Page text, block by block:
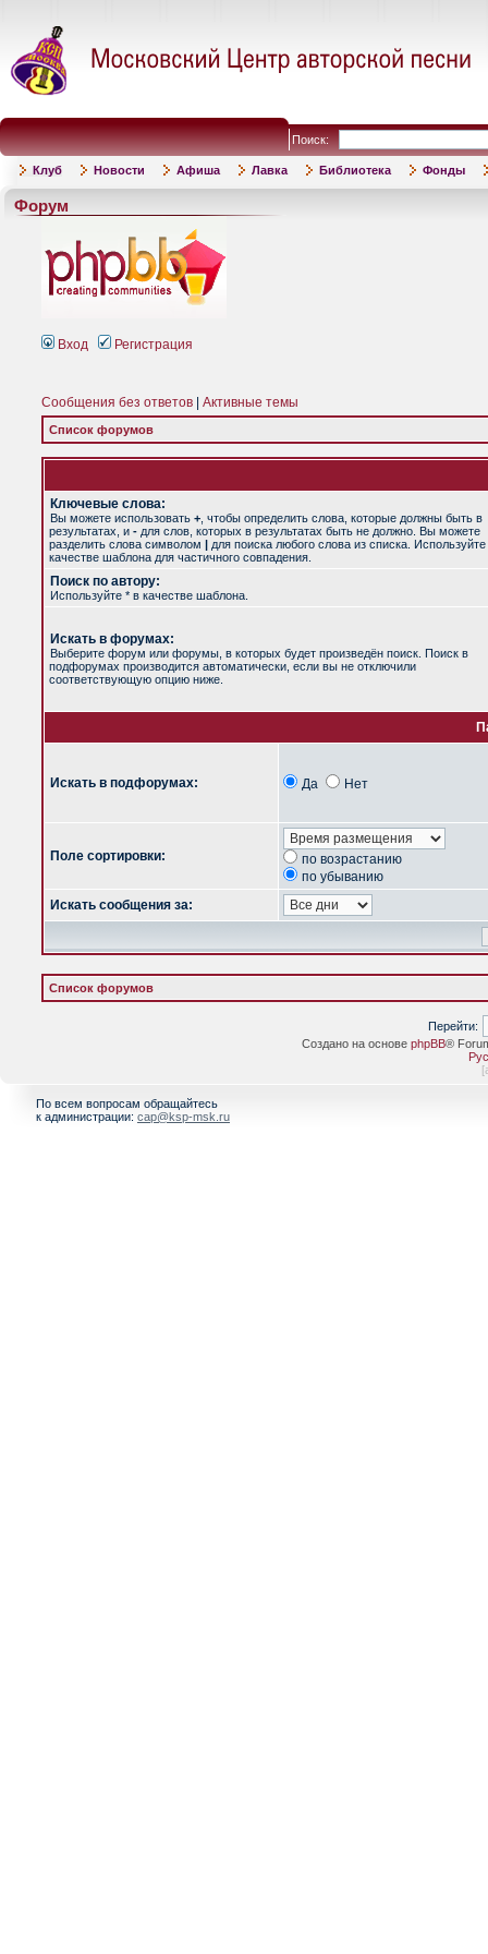
Поиск:
Клуб Новости Афиша Лавка Библиотека Фонды
Форум
Вход Регистрация
Сообщения без ответов Активные темы
Список форумов
Ключевые слова:
Вы можете использовать + , чтобы определить слова, которые должны быть в
результатах, и - для слов, которых в результатах быть не должно. Вы можете
разделить слова символом | для поиска любого слова из списка. Используйте
качестве шаблона для частичного совпадения.
Поиск по автору:
Используйте * в качестве шаблона.
Искать в форумах:
Выберите форум или форумы, в которых будет произведён поиск. Поиск в
подфорумах производится автоматически, если вы не отключили
соответствующую опцию ниже.
Искать в подфорумах: Да Нет
Поле сортировки:
по возрастанию
по убыванию
Искать сообщения за:
Список форумов
Перейти:
Создано на основе phpBB®
[
По всем вопросам обращайтесь
к администрации: cap@ksp-msk.ru